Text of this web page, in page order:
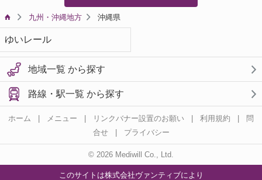
九州・沖縄地方 沖縄県
ゆいレール
地域一覧 から探す
路線・駅一覧 から探す
ホーム | メニュー | リンクバナー設置のお願い | 利用規約 |
問
合せ
| プライバシー
© 2026 Mediwill Co., Ltd.
このサイトは株式会社ヴァンティブにより